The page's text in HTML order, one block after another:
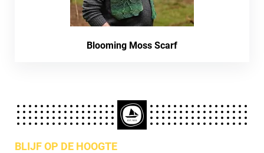
Blooming Moss Scarf
BLIJF OP DE HOOGTE